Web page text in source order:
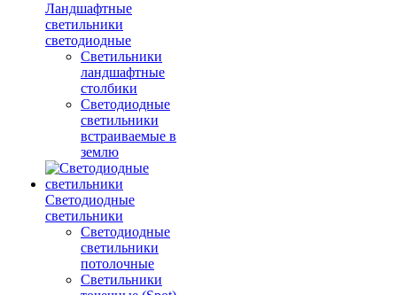
Ландшафтные
светильники
светодиодные
Светильники
ландшафтные
столбики
Светодиодные
светильники
встраиваемые в
землю
Светодиодные
светильники
Светодиодные
светильники
потолочные
Светильники